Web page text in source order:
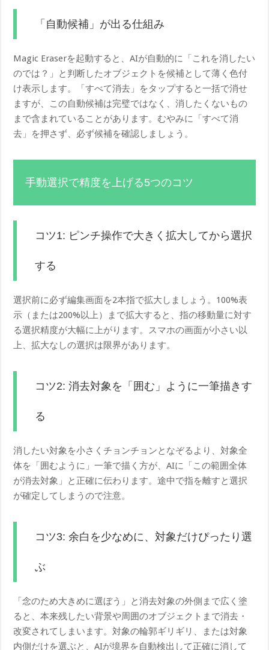
「自動候補」が出る仕組み
Magic Eraserを起動すると、AIが自動的に「これを消したい
のでは？」と判断したオブジェクトを候補として薄く色付
け表示します。「すべて消去」をタップすると一括で消せ
ますが、この自動候補は完璧ではなく、消したくないもの
まで含まれていることがあります。むやみに「すべて消
去」を押さず、必ず候補を確認しましょう。
手動選択で精度を上げる5つのコツ
コツ1: ピンチ操作で大きく拡大してから選択
する
選択前に必ず編集画面を2本指で拡大しましょう。100%表
示（または200%以上）まで拡大すると、指の移動量に対す
る選択精度が大幅に上がります。スマホの画面が小さい以
上、拡大なしの選択は限界があります。
コツ2: 消去対象を「囲む」ように一筆描きす
る
消したい対象を小さくチョンチョンとなぞるより、対象全
体を「囲むように」一筆で描く方が、AIに「この範囲全体
が消去対象」と正確に伝わります。途中で指を離すと選択
が確定してしまうので注意。
コツ3: 余白を少なめに、対象だけぴったり選
ぶ
「念のため大きめに選ぼう」と消去対象の外側まで広く塗
ると、本来残したい背景や周囲のオブジェクトまで消去・
改変されてしまいます。対象の輪郭ギリギリ、または対象
内側だけを選ぶと、AIが境界を自動検出して正確に消して